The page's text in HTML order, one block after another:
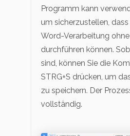
Programm kann
um sicherzustellen, dass
Word-Verarbeitung
durchführen können.
sind, können Sie die
STRG+S drücken, um
zu speichern. Der
vollständig.